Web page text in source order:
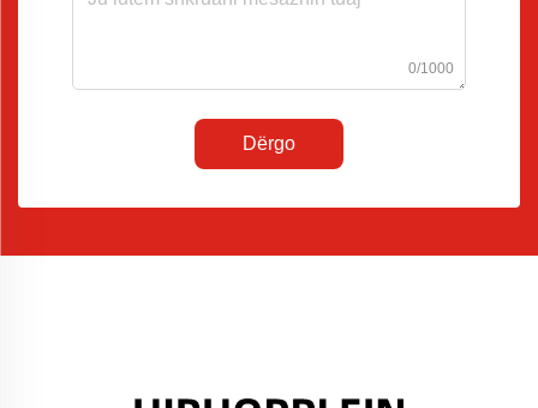
0/1000
Dërgo